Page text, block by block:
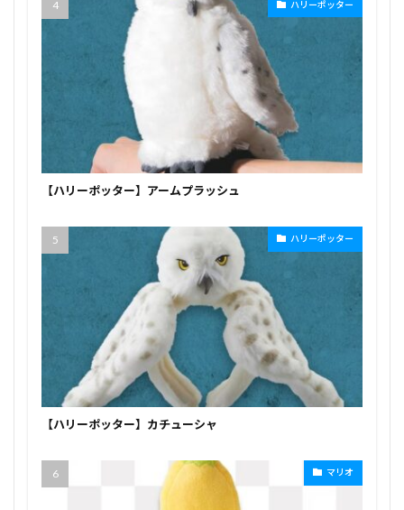
ハリーポッター
【ハリーポッター】アームプラッシュ
ハリーポッター
【ハリーポッター】カチューシャ
マリオ